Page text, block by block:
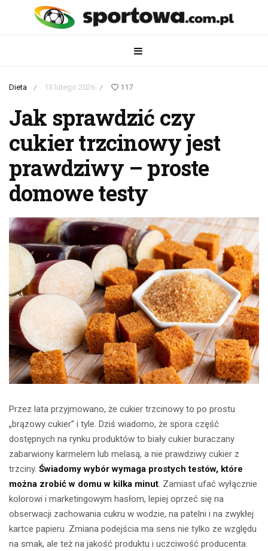
Dieta / 13 lutego 2026 / 117
Jak sprawdzić czy
cukier trzcinowy jest
prawdziwy – proste
domowe testy
Przez lata przyjmowano, że cukier trzcinowy to po prostu
„brązowy cukier” i tyle. Dziś wiadomo, że spora część
dostępnych na rynku produktów to biały cukier buraczany
zabarwiony karmelem lub melasą, a nie prawdziwy cukier z
trzciny. Świadomy wybór wymaga prostych testów, które
można zrobić w domu w kilka minut. Zamiast ufać wyłącznie
kolorowi i marketingowym hasłom, lepiej oprzeć się na
obserwacji zachowania cukru w wodzie, na patelni i na zwykłej
kartce papieru. Zmiana podejścia ma sens nie tylko ze względu
na smak, ale też na jakość produktu i uczciwość producenta.